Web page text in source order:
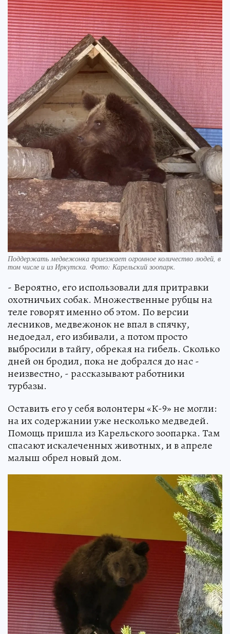
Поддержать медвежонка приезжает огромное количество людей, в
том числе и из Иркутска. Фото: Карельский зоопарк.
- Вероятно, его использовали для притравки
охотничьих собак. Множественные рубцы на
теле говорят именно об этом. По версии
лесников, медвежонок не впал в спячку,
недоедал, его избивали, а потом просто
выбросили в тайгу, обрекая на гибель. Сколько
дней он бродил, пока не добрался до нас -
неизвестно, - рассказывают работники
турбазы.
Оставить его у себя волонтеры «К-9» не могли:
на их содержании уже несколько медведей.
Помощь пришла из Карельского зоопарка. Там
спасают искалеченных животных, и в апреле
малыш обрел новый дом.